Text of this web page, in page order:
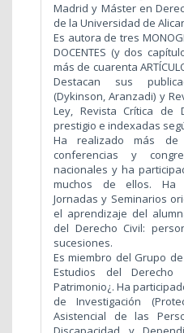
Madrid y Máster en
de la Universidad de
Es autora de tres
DOCENTES (y dos
más de cuarenta
Destacan sus
(Dykinson, Aranzadi) y
Ley, Revista Crítica de
prestigio e indexadas
Ha realizado más de
conferencias y
nacionales y ha
muchos de ellos. Ha
Jornadas y Seminarios
el aprendizaje del
del Derecho Civil:
sucesiones.
Es miembro del Grupo
Estudios del
Patrimonio¿. Ha
de Investigación
Asistencial de las